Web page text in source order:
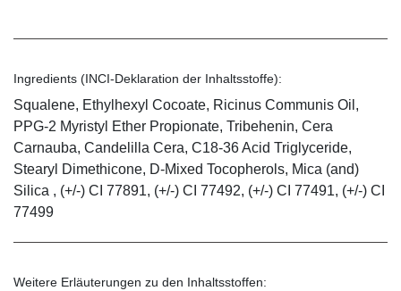
Ingredients (INCI-Deklaration der Inhaltsstoffe):
Squalene, Ethylhexyl Cocoate, Ricinus Communis Oil,
PPG-2 Myristyl Ether Propionate, Tribehenin, Cera
Carnauba, Candelilla Cera, C18-36 Acid Triglyceride,
Stearyl Dimethicone, D-Mixed Tocopherols, Mica (and)
Silica , (+/-) CI 77891, (+/-) CI 77492, (+/-) CI 77491, (+/-) CI
77499
Weitere Erläuterungen zu den Inhaltsstoffen: